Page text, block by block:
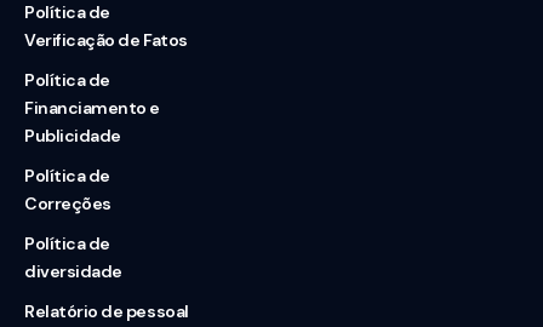
Política de
Verificação de Fatos
Política de
Financiamento e
Publicidade
Política de
Correções
Política de
diversidade
Relatório de pessoal